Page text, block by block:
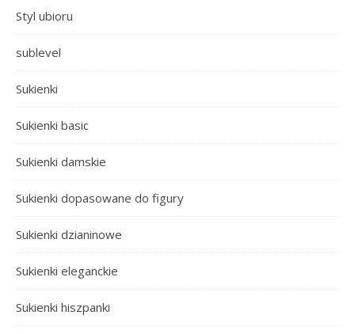
Styl ubioru
sublevel
Sukienki
Sukienki basic
Sukienki damskie
Sukienki dopasowane do figury
Sukienki dzianinowe
Sukienki eleganckie
Sukienki hiszpanki